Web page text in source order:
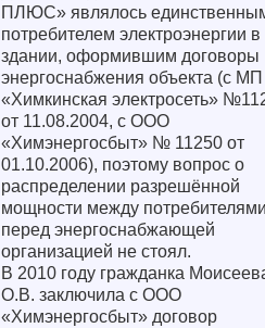
ПЛЮС» являлось
потребителем электроэнергии в
здании, оформившим договоры
энергоснабжения объекта (с МП
«Химкинская электросеть»
от 11.08.2004, с ООО
«Химэнергосбыт» № 11250 от
01.10.2006), поэтому вопрос о
распределении разрешённой
мощности между
перед энергоснабжающей
организацией не стоял.
В 2010 году гражданка
О.В. заключила с ООО
«Химэнергосбыт» договор